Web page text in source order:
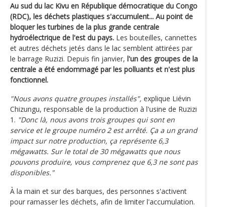
Au sud du lac Kivu en République démocratique du Congo
(RDC), les déchets plastiques s'accumulent... Au point de
bloquer les turbines de la plus grande centrale
hydroélectrique de l'est du pays. Les bouteilles, cannettes
et autres déchets jetés dans le lac semblent attirées par
le barrage Ruzizi. Depuis fin janvier, l'un des groupes de la
centrale a été endommagé par les polluants et n'est plus
fonctionnel.
"Nous avons quatre groupes installés", explique Liévin
Chizungu, responsable de la production à l'usine de Ruzizi
1. "Donc là, nous avons trois groupes qui sont en
service et le groupe numéro 2 est arrêté. Ça a un grand
impact sur notre production, ça représente 6,3
mégawatts. Sur le total de 30 mégawatts que nous
pouvons produire, vous comprenez que 6,3 ne sont pas
disponibles."
À la main et sur des barques, des personnes s'activent
pour ramasser les déchets, afin de limiter l'accumulation.